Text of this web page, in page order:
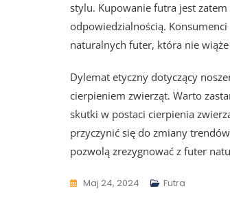
stylu. Kupowanie futra jest
odpowiedzialnością.
naturalnych futer, która nie
Dylemat etyczny dotyczący
cierpieniem zwierząt. Warto
skutki w postaci cierpienia
przyczynić się do zmiany
pozwolą zrezygnować z futer
Maj 24, 2024 Futra